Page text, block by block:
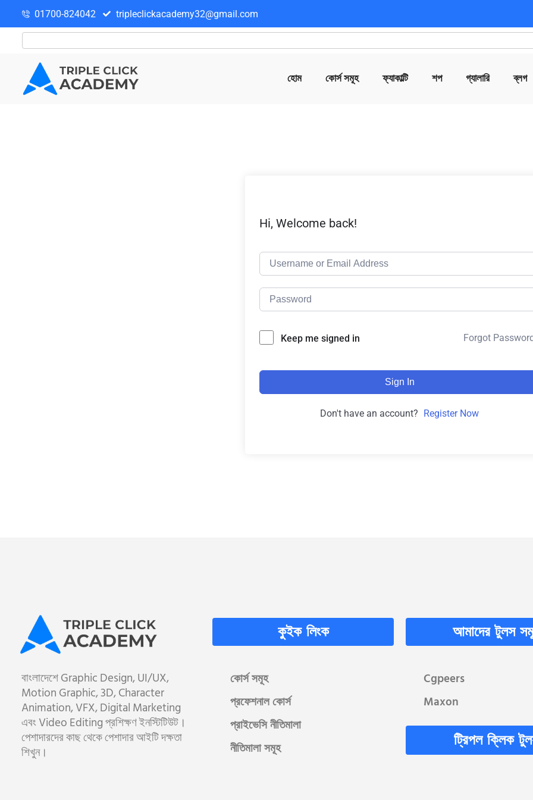
01700-824042 tripleclickacademy32@gmail.com
হোম কোর্স সমূহ ফ্যাকাল্টি শপ গ্যালারি ব্লগ
Hi, Welcome back!
Keep me signed in Forgot
Sign In
Don't have an account? Register Now
বাংলাদেশে Graphic Design, UI/UX,
Motion Graphic, 3D, Character
Animation, VFX, Digital Marketing
এবং Video Editing প্রশিক্ষণ ইনস্টিটিউট।
পেশাদারদের কাছ থেকে পেশাদার আইটি দক্ষতা
শিখুন।
কুইক লিংক
কোর্স সমূহ
প্রফেশনাল কোর্স
প্রাইভেসি নীতিমালা
নীতিমালা সমূহ
আমাদের টুলস
Cgpeers
Maxon
ট্রিপল ক্লিক